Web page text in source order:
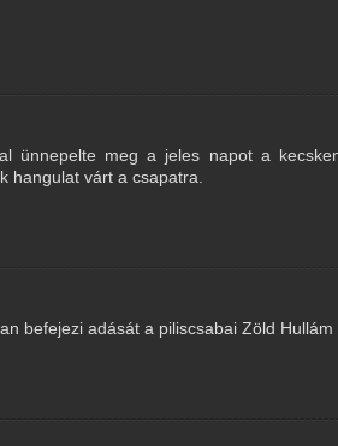
ünnepelte meg a jeles napot a
hangulat várt a csapatra.
befejezi adását a piliscsabai Zöld Hullám